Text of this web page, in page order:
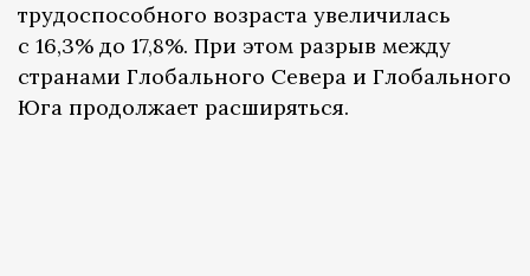
трудоспособного возраста увеличилась
с 16,3% до 17,8%. При этом разрыв между
странами Глобального Севера и Глобального
Юга продолжает расширяться.